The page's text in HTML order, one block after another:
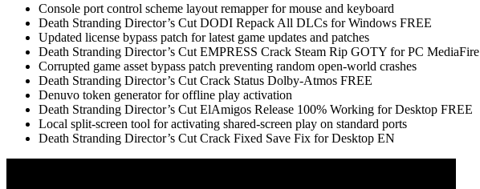
Console port control scheme layout remapper for mouse and keyboard
Death Stranding Director’s Cut DODI Repack All DLCs for Windows FREE
Updated license bypass patch for latest game updates and patches
Death Stranding Director’s Cut EMPRESS Crack Steam Rip GOTY for PC MediaFire
Corrupted game asset bypass patch preventing random open-world crashes
Death Stranding Director’s Cut Crack Status Dolby-Atmos FREE
Denuvo token generator for offline play activation
Death Stranding Director’s Cut ElAmigos Release 100% Working for Desktop FREE
Local split-screen tool for activating shared-screen play on standard ports
Death Stranding Director’s Cut Crack Fixed Save Fix for Desktop EN